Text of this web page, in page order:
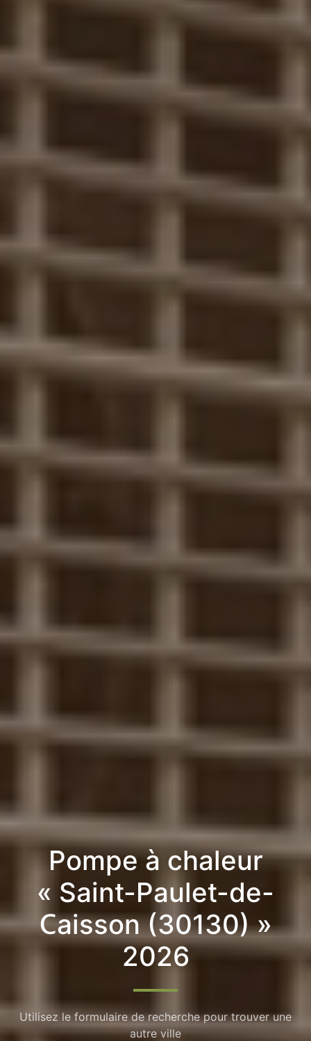
Pompe à chaleur
« Saint-Paulet-de-
Caisson (30130) »
2026
Utilisez le formulaire de recherche pour trouver une
autre ville